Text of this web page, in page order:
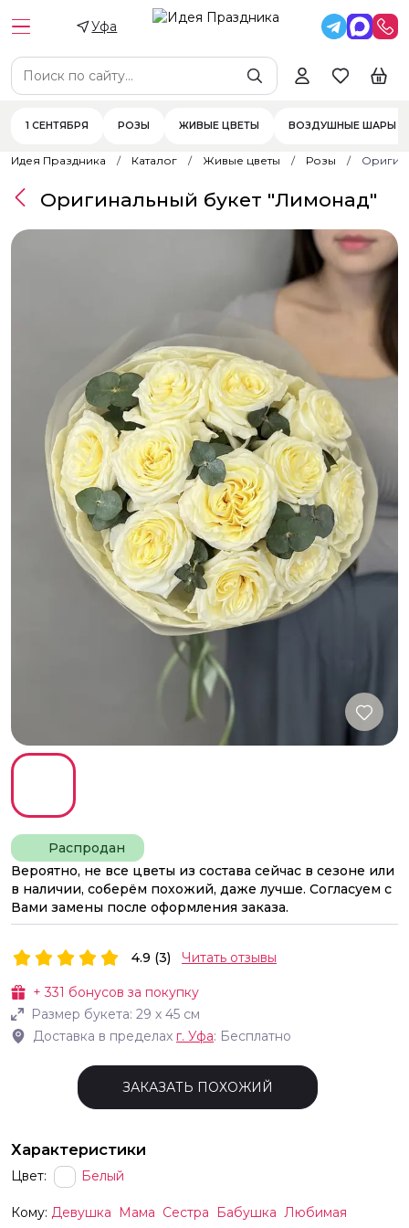
Уфа
1 СЕНТЯБРЯ РОЗЫ ЖИВЫЕ ЦВЕТЫ ВОЗДУШНЫЕ ШАРЫ
Идея Праздника Каталог Живые цветы Розы
Распродан
Вероятно, не все цветы из состава сейчас в сезоне или
в наличии, соберём похожий, даже лучше. Согласуем с
Вами замены после оформления заказа.
Оригинальный букет "Лимонад"
+331 бонусов за покупку
Размер букета: 29 х 45 см
Доставка в пределах г. Уфа: Бесплатно
4.9 (3) Читать отзывы
ЗАКАЗАТЬ ПОХОЖИЙ
Характеристики
Цвет: Белый
Кому: Девушка Мама Сестра Бабушка Любимая